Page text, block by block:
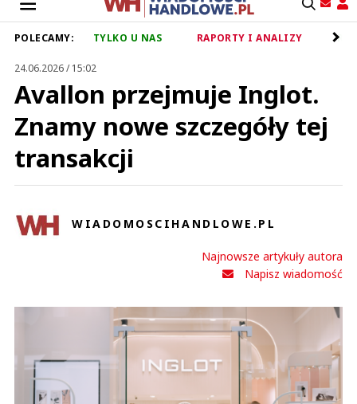
POLECAMY: TYLKO U NAS RAPORTY I ANALIZY
24.06.2026 / 15:02
Avallon przejmuje Inglot.
Znamy nowe szczegóły tej
transakcji
WIADOMOSCIHANDLOWE.PL
Najnowsze artykuły autora
Napisz wiadomość